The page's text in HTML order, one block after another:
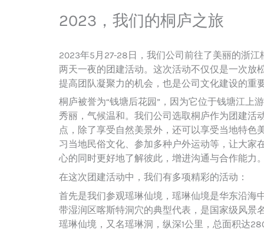
2023，我们的桐庐之旅
2023年5月27-28日，我们公司前往了美丽的浙江
两天一夜的团建活动。这次活动不仅仅是一次放
提高团队凝聚力的机会，也是公司文化建设的重
桐庐被誉为“钱塘后花园”，因为它位于钱塘江上
秀丽，气候温和。我们公司选取桐庐作为团建活
点，除了享受自然美景外，还可以享受当地特色
习当地民俗文化、参加多种户外运动等，让大家
心的同时更好地了解彼此，增进沟通与合作能力
在这次团建活动中，我们有多项精彩的活动：
首先是我们参观瑶琳仙境，瑶琳仙境是华东沿海
带湿润区喀斯特洞穴的典型代表，是国家级风景
瑶琳仙境，又名瑶琳洞，纵深1公里，总面积达